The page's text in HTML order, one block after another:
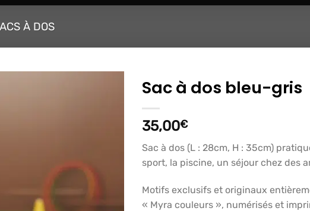
À DOS
Sac à dos bleu-gris
35,00€
Sac à dos (L : 28cm, H : 35cm)
sport, la piscine, un séjour chez des
Motifs exclusifs et originaux
« Myra couleurs », numérisés et